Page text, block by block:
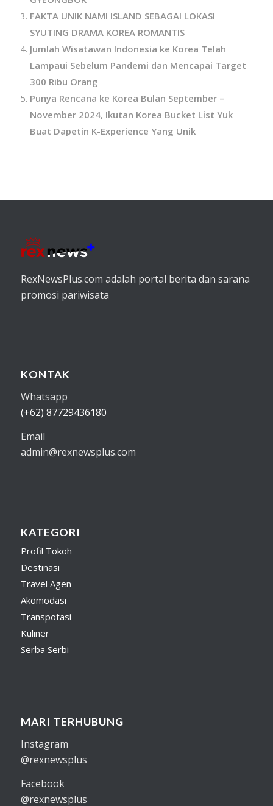
FAKTA UNIK NAMI ISLAND SEBAGAI LOKASI
SYUTING DRAMA KOREA ROMANTIS
Jumlah Wisatawan Indonesia ke Korea Telah
Lampaui Sebelum Pandemi dan Mencapai Target
300 Ribu Orang
Punya Rencana ke Korea Bulan September –
November 2024, Ikutan Korea Bucket List Yuk
Buat Dapetin K-Experience Yang Unik
RexNewsPlus.com adalah portal berita dan sarana
promosi pariwisata
KONTAK
Whatsapp
(+62) 87729436180
Email
admin@rexnewsplus.com
KATEGORI
Profil Tokoh
Destinasi
Travel Agen
Akomodasi
Transpotasi
Kuliner
Serba Serbi
MARI TERHUBUNG
Instagram
@rexnewsplus
Facebook
@rexnewsplus